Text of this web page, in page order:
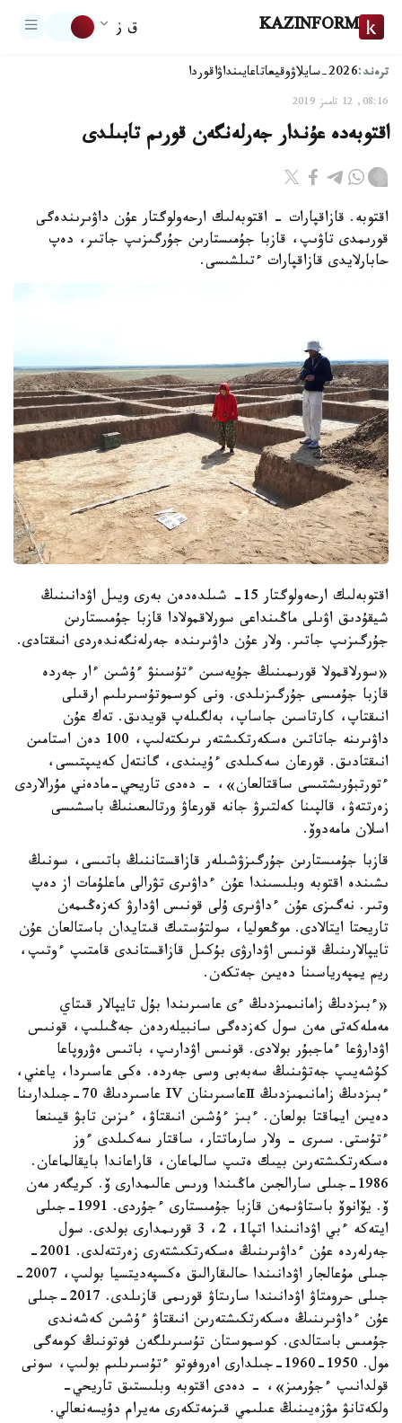
KAZINFORM ق ز
ترەند:2026-سايلاۋ وقيعاتاعايىنداۋاقوردا
08:16, 12 تامىز 2019
اقتوبەدە عۇندار جەرلەنگەن قورىم تابىلدى
اقتوبە. قازاقپارات - اقتوبەلىك ارحەولوگتار عۇن داۋىرىندەگى
قورىمدى تاۋىپ، قازبا جۇمىستارىن جۇرگىزىپ جاتىر، دەپ
حابارلايدى قازاقپارات ءتىلشىسى.
اقتوبەلىك ارحەولوگتار 15- شىلدەدەن بەرى ويىل اۋدانىنىڭ
شيقۇدىق اۋىلى ماڭىنداعى سورلاقمولادا قازبا جۇمىستارىن
جۇرگىزىپ جاتىر. ولار عۇن داۋىرىندە جەرلەنگەندەردى انىقتادى.
«سورلاقمولا قورىمىنىڭ جۇيەسىن ءتۇسىنۋ ءۇشىن ءار جەردە
قازبا جۇمىسى جۇرگىزىلدى. ونى كوسموتۇسىرىلىم ارقىلى
انىقتاپ، كارتاسىن جاساپ، بەلگىلەپ قويدىق. تەك عۇن
داۋىرىنە جاتاتىن ەسكەرتكىشتەر ىرىكتەلىپ، 100 دەن استامىن
انىقتادىق. قورعان سەكىلدى ءۇيىندى، گانتەل كەيىپتىسى،
ءتورتبۇرىشتىسى ساقتالعان»، - دەدى تاريحي-مادەني مۇرالاردى
زەرتتەۋ، قالپىنا كەلتىرۋ جانە قورعاۋ ورتالىعىنىڭ باسشىسى
اسلان مامەدوۆ.
قازبا جۇمىستارىن جۇرگىزۋشىلەر قازاقستاننىڭ باتىسى، سونىڭ
ىشىندە اقتوبە وبلىسىندا عۇن ءداۋىرى تۋرالى ماعلۇمات از دەپ
وتىر. نەگىزى عۇن ءداۋىرى ۇلى قونىس اۋدارۋ كەزەڭىمەن
تاريحتا ايتالادى. موڭعوليا، سولتۇستىك قىتايدان باستالعان عۇن
تايپالارىنىڭ قونىس اۋدارۋى بۇكىل قازاقستاندى قامتىپ ءوتىپ،
ريم يمپەرياسىنا دەيىن جەتكەن.
«ءبىزدىڭ زامانىمىزدىڭ ءى عاسىرىندا بۇل تايپالار قىتاي
مەملەكەتى مەن سول كەزدەگى سانبيلەردەن جەڭىلىپ، قونىس
اۋدارۋعا ءماجبۇر بولادى. قونىس اۋدارىپ، باتىس ەۋروپاعا
كۇشەيىپ جەتۋىنىڭ سەبەبى وسى جەردە. ەكى عاسىردا، ياعني،
ءبىزدىڭ زامانىمىزدىڭ Ⅱعاسىرىنان IV عاسىردىڭ 70-جىلدارىنا
دەيىن ايماقتا بولعان. ءبىز ءۇشىن انىقتاۋ، ءىزىن تابۋ قيىنعا
ءتۇستى. سىرى - ولار سارماتتار، ساقتار سەكىلدى ءوز
ەسكەرتكىشتەرىن بيىك ەتىپ سالماعان، قاراعاندا بايقالماعان.
1986-جىلى سارالجىن ماڭىندا ورىس عالىمدارى ۆ. كريگەر مەن
ۆ. يۆانوۆ باستاۋىمەن قازبا جۇمىستارى ءجۇردى. 1991-جىلى
ايتەكە ءبي اۋدانىندا اتپا1، 2، 3 قورىمدارى بولدى. سول
جەرلەردە عۇن ءداۋىرىنىڭ ەسكەرتكىشتەرى زەرتتەلدى. 2001-
جىلى مۇعالجار اۋدانىندا حالىقارالىق ەكسپەديتسيا بولىپ، 2007-
جىلى حرومتاۋ اۋدانىندا سارىتاۋ قورىمى قازىلدى. 2017-جىلى
عۇن ءداۋىرىنىڭ ەسكەرتكىشتەرىن انىقتاۋ ءۇشىن كەشەندى
جۇمىس باستالدى. كوسموستان تۇسىرىلگەن فوتونىڭ كومەگى
مول. 1950-1960-جىلدارى اەروفوتو ءتۇسىرىلىم بولىپ، سونى
قولدانىپ ءجۇرمىز»، - دەدى اقتوبە وبلىستىق تاريحي-
ولكەتانۋ مۋزەيىنىڭ عىلىمي قىزمەتكەرى مەيرام دۇيسەنعالي.